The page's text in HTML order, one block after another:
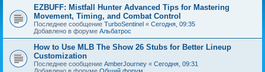
EZBUFF: Mistfall Hunter Advanced Tips for Mastering
Movement, Timing, and Combat Control
Последнее сообщение TurboSentinel « Сегодня, 09:35
Добавлено в форуме Альбатрос
How to Use MLB The Show 26 Stubs for Better Lineup
Customization
Последнее сообщение AmberJourney « Сегодня, 09:31
Добавлено в форуме Общий форум